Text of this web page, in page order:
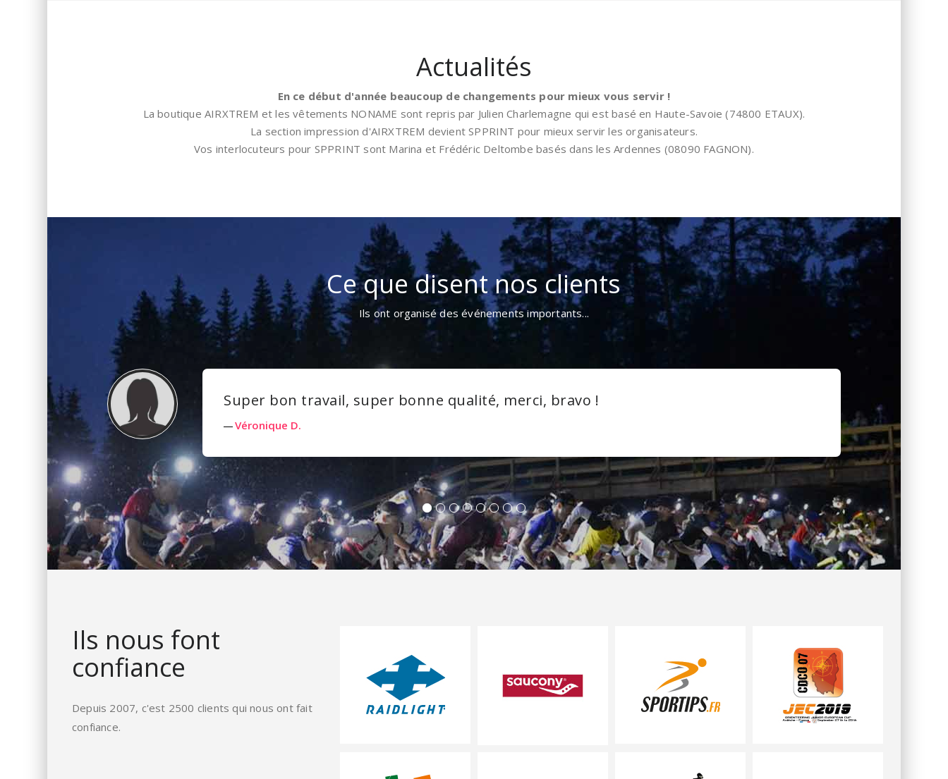
Actualités
En ce début d'année beaucoup de changements pour mieux vous servir !
La boutique AIRXTREM et les vêtements NONAME sont repris par Julien Charlemagne qui est basé en Haute-Savoie (74800 ETAUX).
La section impression d'AIRXTREM devient SPPRINT pour mieux servir les organisateurs.
Vos interlocuteurs pour SPPRINT sont Marina et Frédéric Deltombe basés dans les Ardennes (08090 FAGNON).
Ce que disent nos clients
Ils ont organisé des événements importants...
Un grand merci pour votre support, les cartes ont bien été
temps et la course s'est bien passée. Tout le monde était satisfait de
Aurélie D.
Ils nous font
confiance
Depuis 2007, c'est 2500 clients qui nous ont fait
confiance.